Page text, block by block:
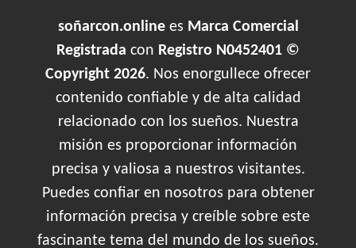
soñarcon.onlinees Marca Comercial
Registrada con Registro N0452401 ©
Copyright 2026. Nos enorgullece ofrecer
contenido confiable y de alta calidad
relacionado con los sueños. Nuestra
misión es proporcionar información
precisa y valiosa a nuestros visitantes.
Puedes confiar en nosotros para obtener
información precisa y creíble sobre este
fascinante tema del mundo de los sueños.